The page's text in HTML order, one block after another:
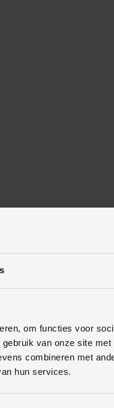
om functies voor
van onze site
combineren met
hun services.